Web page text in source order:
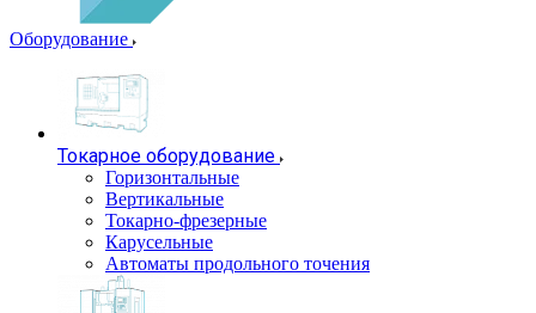
Оборудование
Токарное оборудование
Горизонтальные
Вертикальные
Токарно-фрезерные
Карусельные
Автоматы продольного точения